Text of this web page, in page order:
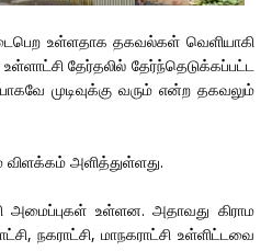
உள்ளதாக தகவல்கள் வெளியாகி
தேர்தலில் தேர்ந்தெடுக்கப்பட்ட
முடிவுக்கு வரும் என்ற தகவலும்
அளித்துள்ளது.
உள்ளன. அதாவது கிராம
நகராட்சி, மாநகராட்சி உள்ளிட்டவை